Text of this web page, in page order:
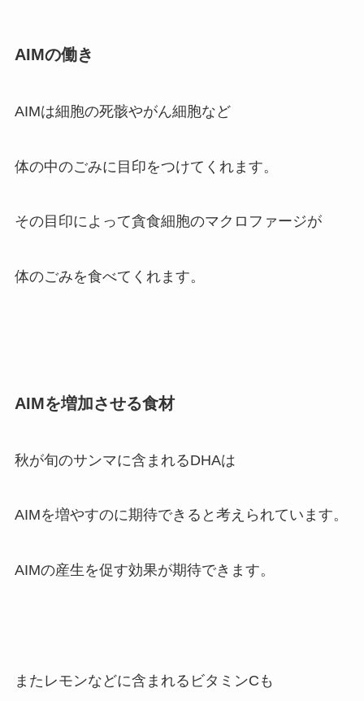
AIMの働き
AIMは細胞の死骸やがん細胞など
体の中のごみに目印をつけてくれます。
その目印によって貪食細胞のマクロファージが
体のごみを食べてくれます。
AIMを増加させる食材
秋が旬のサンマに含まれるDHAは
AIMを増やすのに期待できると考えられています。
AIMの産生を促す効果が期待できます。
またレモンなどに含まれるビタミンCも